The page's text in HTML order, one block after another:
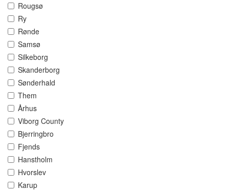
Rougsø
Ry
Rønde
Samsø
Silkeborg
Skanderborg
Sønderhald
Them
Århus
Viborg County
Bjerringbro
Fjends
Hanstholm
Hvorslev
Karup